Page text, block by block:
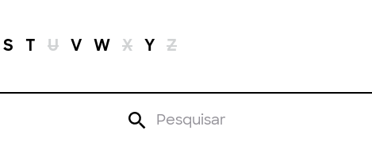
S T U V W X Y Z